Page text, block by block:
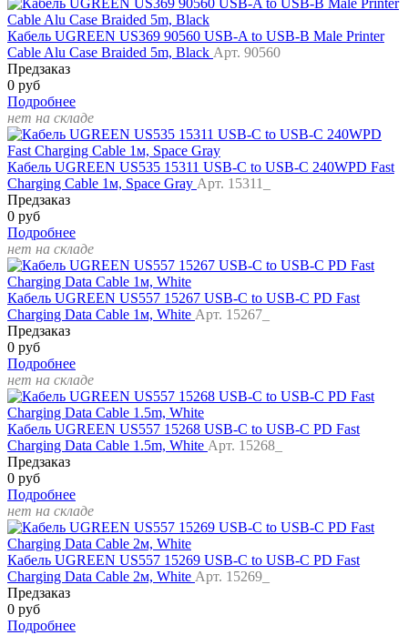
Кабель UGREEN US369 90560 USB-A to USB-B Male Printer
Cable Alu Case Braided 5m, Black Арт. 90560
Предзаказ
0 руб
Подробнее
нет на складе
Кабель UGREEN US535 15311 USB-C to USB-C 240WPD Fast
Charging Cable 1м, Space Gray Арт. 15311_
Предзаказ
0 руб
Подробнее
нет на складе
Кабель UGREEN US557 15267 USB-C to USB-C PD Fast
Charging Data Cable 1м, White Арт. 15267_
Предзаказ
0 руб
Подробнее
нет на складе
Кабель UGREEN US557 15268 USB-C to USB-C PD Fast
Charging Data Cable 1.5m, White Арт. 15268_
Предзаказ
0 руб
Подробнее
нет на складе
Кабель UGREEN US557 15269 USB-C to USB-C PD Fast
Charging Data Cable 2м, White Арт. 15269_
Предзаказ
0 руб
Подробнее